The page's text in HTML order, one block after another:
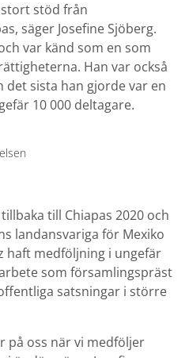
stöd från
säger Josefine Sjöberg.
var känd som en som
Han var också
det sista han gjorde var en
10 000 deltagare.
till Chiapas 2020 och
landansvariga för Mexiko
haft medföljning i ungefär
som församlingspräst
satsningar i större
på oss när vi medföljer